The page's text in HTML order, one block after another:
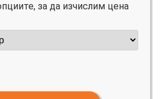
за да изчислим цена